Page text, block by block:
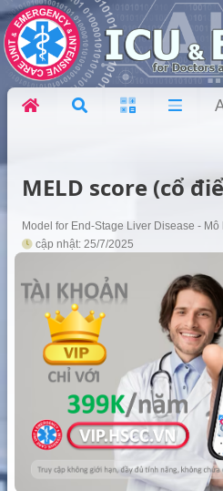
MELD score (cổ
Model for End-Stage Liver Disease -
cập nhật: 25/7/2025